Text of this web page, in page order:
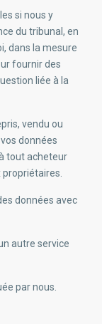
si nous y
du tribunal, en
dans la mesure
fournir des
liée à la
vendu ou
données
tout acheteur
données avec
autre service
par nous.